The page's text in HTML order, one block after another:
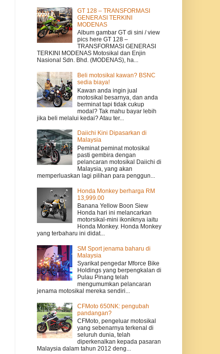
GT 128 – TRANSFORMASI
GENERASI TERKINI
MODENAS
Album gambar GT di sini / view
pics here GT 128 –
TRANSFORMASI GENERASI
TERKINI MODENAS Motosikal dan Enjin
Nasional Sdn. Bhd. (MODENAS), ha...
Beli motosikal kawan? BSNC
sedia biaya!
Kawan anda ingin jual
motosikal besarnya, dan anda
berminat tapi tidak cukup
modal? Tak mahu bayar lebih
jika beli melalui kedai? Atau ter...
Daiichi Kini Dipasarkan di
Malaysia
Peminat peminat motosikal
pasti gembira dengan
pelancaran motosikal Daiichi di
Malaysia, yang akan
memperluaskan lagi pilihan para penggun...
Honda Monkey berharga RM
13,999.00
Banana Yellow Boon Siew
Honda hari ini melancarkan
motorsikal-mini ikoniknya iaitu
Honda Monkey. Honda Monkey
yang terbaharu ini didat...
SM Sport jenama baharu di
Malaysia
Syarikat pengedar Mforce Bike
Holdings yang berpengkalan di
Pulau Pinang telah
mengumumkan pelancaran
jenama motosikal mereka sendiri...
CFMoto 650NK: pengubah
pandangan?
CFMoto, pengeluar motosikal
yang sebenarnya terkenal di
seluruh dunia, telah
diperkenalkan kepada pasaran
Malaysia dalam tahun 2012 deng...